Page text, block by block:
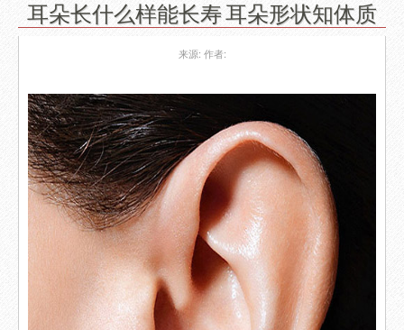
耳朵长什么样能长寿 耳朵形状知体质
来源: 作者: